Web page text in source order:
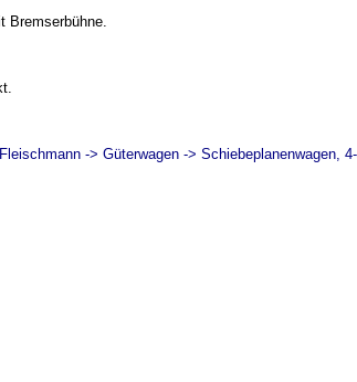
Bremserbühne.
Fleischmann -> Güterwagen -> Schiebeplanenwagen,